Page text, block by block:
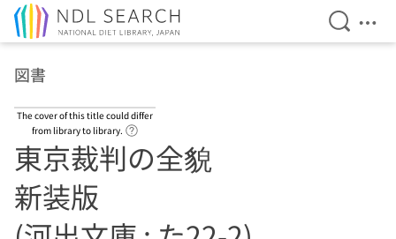
Open
図書
The cover of this title could differ
from library to library.
東京裁判の全貌
新装版